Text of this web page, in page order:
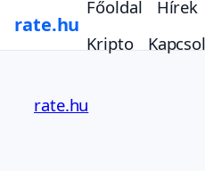
rate.hu
Főoldal Hírek
Kripto
tartalomhoz
rate.hu